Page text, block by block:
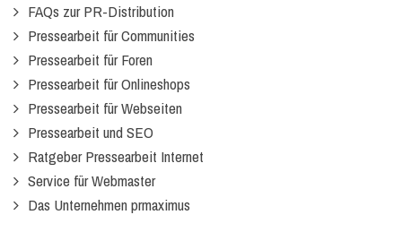
FAQs zur PR-Distribution
Pressearbeit für Communities
Pressearbeit für Foren
Pressearbeit für Onlineshops
Pressearbeit für Webseiten
Pressearbeit und SEO
Ratgeber Pressearbeit Internet
Service für Webmaster
Das Unternehmen prmaximus